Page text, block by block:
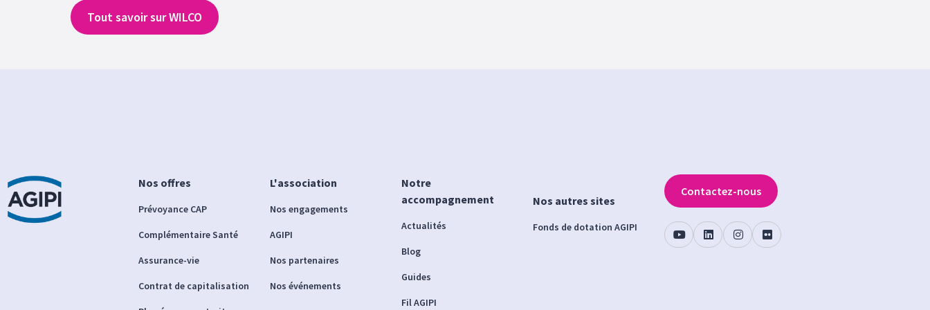
Tout savoir sur WILCO
Nos offres
Prévoyance CAP
Complémentaire Santé
Assurance-vie
Contrat de capitalisation
L'association
Nos engagements
AGIPI
Nos partenaires
Nos événements
Notre
accompagnement
Actualités
Blog
Guides
Fil AGIPI
Nos autres sites
Fonds de dotation AGIPI
Contactez-nous